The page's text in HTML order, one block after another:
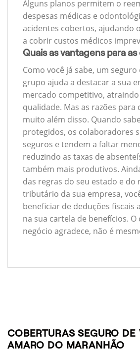
Alguns planos permitem o
despesas médicas e
acidentes cobertos, ajudando
a cobrir custos médicos
Quais as vantagens para
Como você já sabe, um seguro
grupo ajuda a destacar a sua
mercado competitivo,
qualidade. Mas as razões para
muito além disso. Quando
protegidos, os colaboradores
seguros e tendem a faltar
reduzindo as taxas de
também mais produtivos.
das regras do seu estado e do
tributário da sua empresa,
beneficiar de deduções fiscais
na sua cartela de benefícios. O
negócio agradece, não é
COBERTURAS SEGURO
AMARO DO MARANHÃO